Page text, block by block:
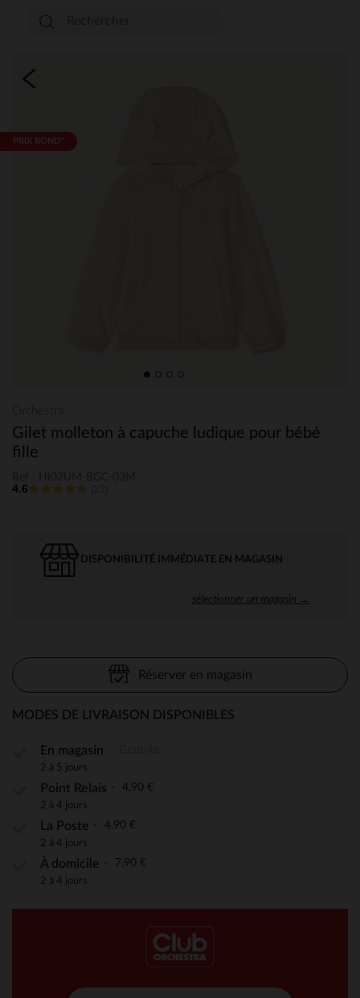
PRIX ROND*
Gilet molleton à capuche ludique pour bébé
fille
4.6
DISPONIBILITÉ IMMÉDIATE EN MAGASIN
sélectionner un magasin →
Réserver en magasin
MODES DE LIVRAISON DISPONIBLES
En magasin
2 à 5 jours
Point Relais 4,90 €
2 à 4 jours
La Poste 4,90 €
2 à 4 jours
À domicile 7,90 €
2 à 4 jours